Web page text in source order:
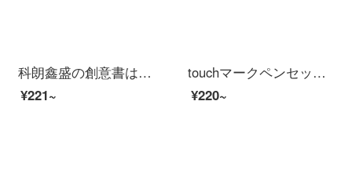
科朗鑫盛の創意書は伸び縮み可能で、書立学生用の机の上に簡単に収納できる文具は棚棚に置いてあります。
¥221~
touchマークペンセット80色120色、48色、60色の学生アニメ2頭の油性マルクペンは水洗いできます。子供用落書き絵筆水彩画学生40色の油性インク/12個のプレゼントです。
¥220~